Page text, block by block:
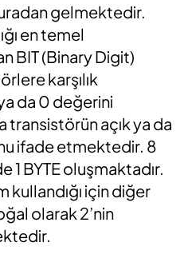
gelmektedir.
en temel
BIT (Binary Digit)
karşılık
da 0 değerini
açık ya da
ifade etmektedir. 8
1 BYTE oluşmaktadır.
kullandığı için diğer
olarak 2’nin